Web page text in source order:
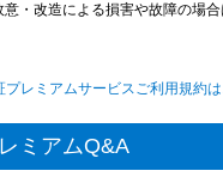
・改造による損害や故障の場合
プレミアムサービスご利用規約
ミアムQ&A